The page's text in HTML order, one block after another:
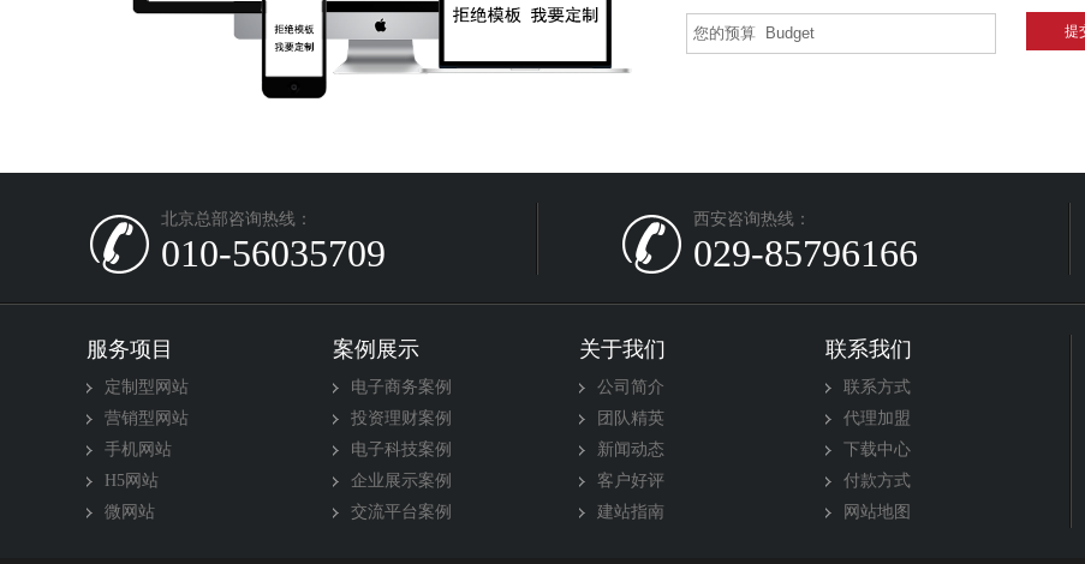
提
北京总部咨询热线：
010-56035709
西安咨询热线：
029-85796166
服务项目
定制型网站
营销型网站
手机网站
H5网站
微网站
案例展示
电子商务案例
投资理财案例
电子科技案例
企业展示案例
交流平台案例
关于我们
公司简介
团队精英
新闻动态
客户好评
建站指南
联系我们
联系方式
代理加盟
下载中心
付款方式
网站地图